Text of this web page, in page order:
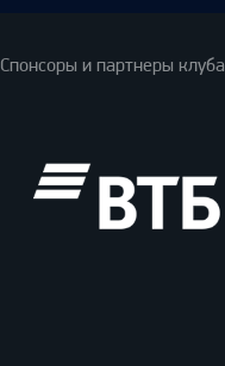
Спонсоры и партнеры клуба